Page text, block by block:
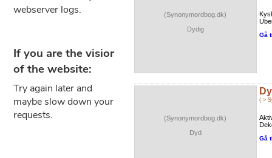
(Synonymordbog.dk)
Dydig
Gå
(Synonymordbog.dk)
Dyd
( >
Gå